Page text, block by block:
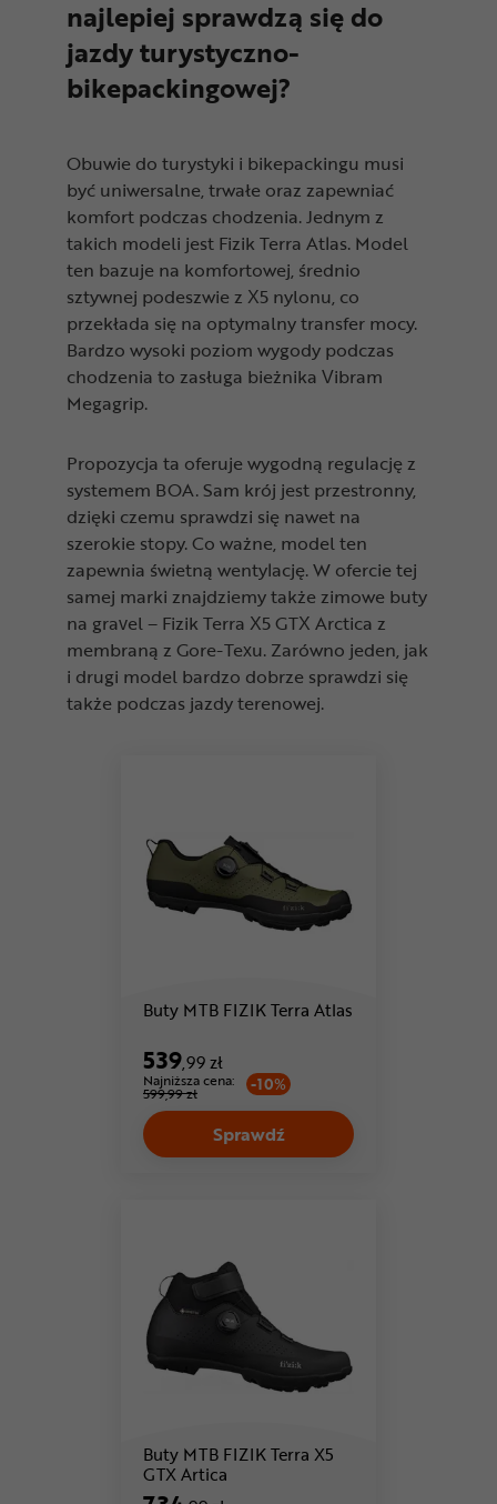
najlepiej sprawdzą się do
jazdy turystyczno-
bikepackingowej?
Obuwie do turystyki i bikepackingu musi
być uniwersalne, trwałe oraz zapewniać
komfort podczas chodzenia. Jednym z
takich modeli jest Fizik Terra Atlas. Model
ten bazuje na komfortowej, średnio
sztywnej podeszwie z X5 nylonu, co
przekłada się na optymalny transfer mocy.
Bardzo wysoki poziom wygody podczas
chodzenia to zasługa bieżnika Vibram
Megagrip.
Propozycja ta oferuje wygodną regulację z
systemem BOA. Sam krój jest przestronny,
dzięki czemu sprawdzi się nawet na
szerokie stopy. Co ważne, model ten
zapewnia świetną wentylację. W ofercie tej
samej marki znajdziemy także zimowe buty
na gravel – Fizik Terra X5 GTX Arctica z
membraną z Gore-Texu. Zarówno jeden, jak
i drugi model bardzo dobrze sprawdzi się
także podczas jazdy terenowej.
Buty MTB FIZIK Terra Atlas
-10%
Najniższa cena:
599,99 zł
539,99 zł
Sprawdź
Buty MTB FIZIK Terra X5
GTX Artica